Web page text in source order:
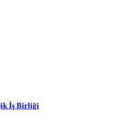
İş Birliği